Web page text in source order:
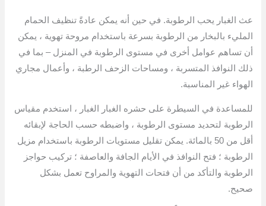
عث الغبار يحب الرطوبة. في حين أنه يمكن عادةً تنظيف الحمام
المليء بالبخار من الرطوبة بسرعة باستخدام مروحة تهوية ، يمكن
أن تساهم عوامل أخرى في مستوى الرطوبة في المنزل – بما في
ذلك النوافذ المتسربة ، ومساحات الزحف الرطبة ، وأعمال مجاري
الهواء غير المناسبة.
للمساعدة في السيطرة على حشره الغبار الغبار ، استخدم مقياس
الرطوبة لتحديد مستوى الرطوبة ، واضبطه حسب الحاجة لإبقائه
أقل من 50 بالمائة. يمكن تقليل مستويات الرطوبة باستخدام مزيل
الرطوبة ؛ فتح النوافذ في الأيام الجافة والعاصفة ؛ تركيب حواجز
الرطوبة والتأكد من أن فتحات التهوية والمراوح تعمل بشكل
صحيح.